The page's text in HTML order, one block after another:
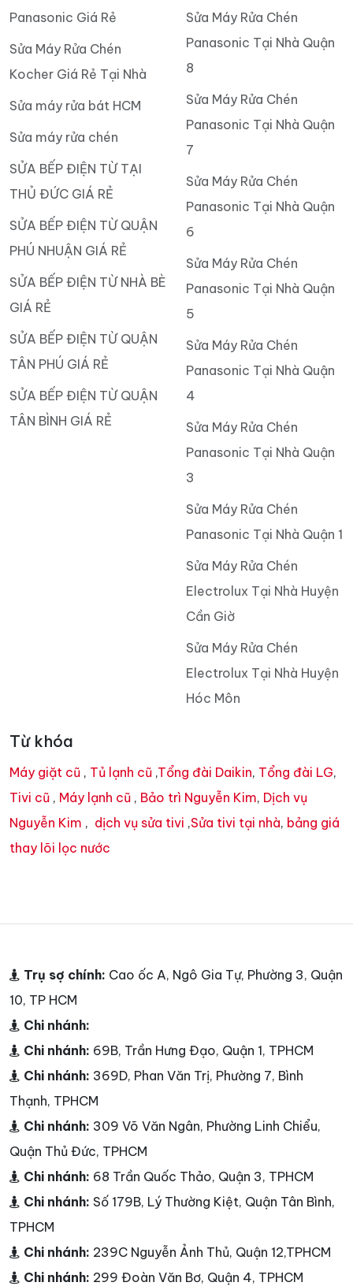
Panasonic Giá Rẻ
Sửa Máy Rửa Chén
Kocher Giá Rẻ Tại Nhà
Sửa máy rửa bát HCM
Sửa máy rửa chén
SỬA BẾP ĐIỆN TỪ TẠI
THỦ ĐỨC GIÁ RẺ
SỬA BẾP ĐIỆN TỪ QUẬN
PHÚ NHUẬN GIÁ RẺ
SỬA BẾP ĐIỆN TỪ NHÀ BÈ
GIÁ RẺ
SỬA BẾP ĐIỆN TỪ QUẬN
TÂN PHÚ GIÁ RẺ
SỬA BẾP ĐIỆN TỪ QUẬN
TÂN BÌNH GIÁ RẺ
Sửa Máy Rửa Chén
Panasonic Tại Nhà Quận
8
Sửa Máy Rửa Chén
Panasonic Tại Nhà Quận
7
Sửa Máy Rửa Chén
Panasonic Tại Nhà Quận
6
Sửa Máy Rửa Chén
Panasonic Tại Nhà Quận
5
Sửa Máy Rửa Chén
Panasonic Tại Nhà Quận
4
Sửa Máy Rửa Chén
Panasonic Tại Nhà Quận
3
Sửa Máy Rửa Chén
Panasonic Tại Nhà Quận 1
Sửa Máy Rửa Chén
Electrolux Tại Nhà Huyện
Cần Giờ
Sửa Máy Rửa Chén
Electrolux Tại Nhà Huyện
Hóc Môn
Từ khóa
Máy giặt cũ , Tủ lạnh cũ ,Tổng đài Daikin, Tổng đài LG,
Tivi cũ , Máy lạnh cũ , Bảo trì Nguyễn Kim, Dịch vụ
Nguyễn Kim , dịch vụ sửa tivi ,Sửa tivi tại nhà, bảng giá
thay lõi lọc nước
Trụ sợ chính: Cao ốc A, Ngô Gia Tự, Phường 3, Quận
10, TP HCM
Chi nhánh:
Chi nhánh: 69B, Trần Hưng Đạo, Quận 1, TPHCM
Chi nhánh: 369D, Phan Văn Trị, Phường 7, Bình
Thạnh, TPHCM
Chi nhánh: 309 Võ Văn Ngân, Phường Linh Chiểu,
Quận Thủ Đức, TPHCM
Chi nhánh: 68 Trần Quốc Thảo, Quận 3, TPHCM
Chi nhánh: Số 179B, Lý Thường Kiệt, Quận Tân Bình,
TPHCM
Chi nhánh: 239C Nguyễn Ảnh Thủ, Quận 12,TPHCM
Chi nhánh: 299 Đoàn Văn Bơ, Quận 4, TPHCM